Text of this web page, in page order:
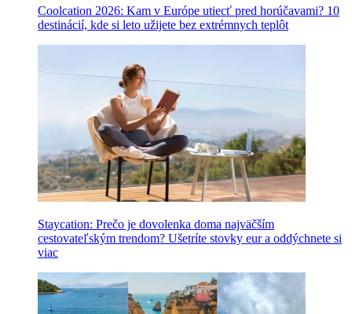
Coolcation 2026: Kam v Európe utiecť pred horúčavami? 10
destinácií, kde si leto užijete bez extrémnych teplôt
Staycation: Prečo je dovolenka doma najväčším
cestovateľským trendom? Ušetríte stovky eur a oddýchnete si
viac